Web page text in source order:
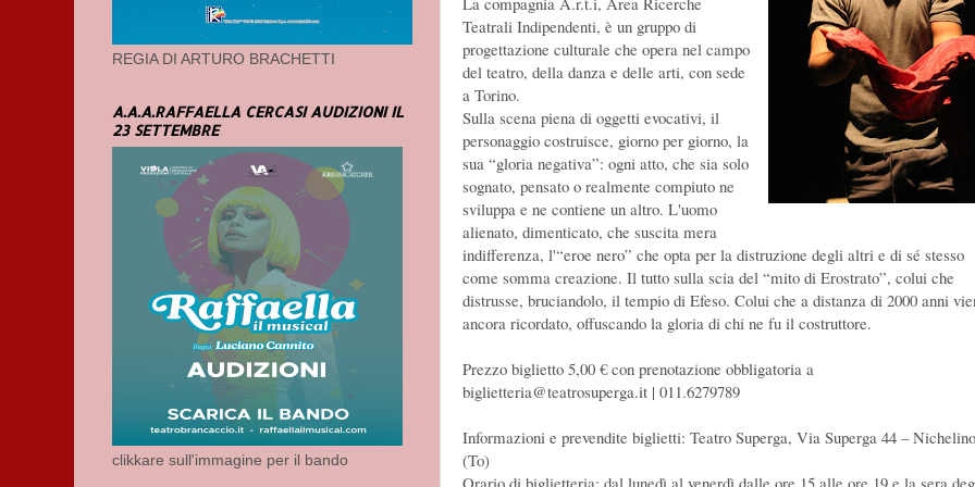
Teatrali Indipendenti, è un gruppo di
progettazione culturale che opera nel campo
del teatro, della danza e delle arti, con sede
a Torino.
Sulla scena piena di oggetti evocativi, il
personaggio costruisce, giorno per giorno, la
sua “gloria negativa”: ogni atto, che sia solo
sognato, pensato o realmente compiuto ne
sviluppa e ne contiene un altro. L'uomo
alienato, dimenticato, che suscita mera
indifferenza, l'“eroe nero” che opta per la distruzione degli altri e di sé stesso
come somma creazione. Il tutto sulla scia del “mito di Erostrato”, colui che
distrusse, bruciandolo, il tempio di Efeso. Colui che a distanza di 2000 anni
ancora ricordato, offuscando la gloria di chi ne fu il costruttore.
Prezzo biglietto 5,00 € con prenotazione obbligatoria a
biglietteria@teatrosuperga.it | 011.6279789
Informazioni e prevendite biglietti: Teatro Superga, Via Superga 44 – Nichelino
(To)
Orario di biglietteria: dal lunedì al venerdì dalle ore 15 alle ore 19 e la sera
REGIA DI ARTURO BRACHETTI
A.A.A.RAFFAELLA CERCASI AUDIZIONI IL
23 SETTEMBRE
clikkare sull'immagine per il bando